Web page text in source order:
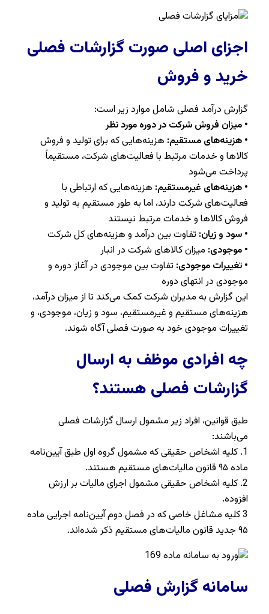
اجزای اصلی صورت گزارشات فصلی
خرید و فروش
گزارش درآمد فصلی شامل موارد زیر است:
• میزان فروش شرکت در دوره مورد نظر
• هزینه‌های مستقیم: هزینه‌هایی که برای تولید و فروش
کالاها و خدمات مرتبط با فعالیت‌های شرکت، مستقیماً
پرداخت می‌شود
• هزینه‌های غیرمستقیم: هزینه‌هایی که ارتباطی با
فعالیت‌های شرکت دارند، اما به طور مستقیم به تولید و
فروش کالاها و خدمات مرتبط نیستند
• سود و زیان: تفاوت بین درآمد و هزینه‌های کل شرکت
• موجودی: میزان کالاهای شرکت در انبار
• تغییرات موجودی: تفاوت بین موجودی در آغاز دوره و
موجودی در انتهای دوره
این گزارش به مدیران شرکت کمک می‌کند تا از میزان درآمد،
هزینه‌های مستقیم و غیرمستقیم، سود و زیان، موجودی، و
تغییرات موجودی خود به صورت فصلی آگاه شوند.
چه افرادی موظف به ارسال
گزارشات فصلی هستند؟
طبق قوانین، افراد زیر مشمول ارسال گزارشات فصلی
می‌باشند:
1. کلیه اشخاص حقیقی که مشمول گروه اول طبق آیین‌نامه
ماده ۹۵ قانون مالیات‌های مستقیم هستند.
2. کلیه اشخاص حقیقی مشمول اجرای مالیات بر ارزش
افزوده.
3 کلیه مشاغل خاصی که در فصل دوم آیین‌نامه اجرایی ماده
۹۵ جدید قانون مالیات‌های مستقیم ذکر شده‌اند.
سامانه گزارش فصلی